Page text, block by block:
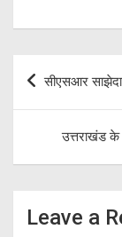
ce
o
o
k
e
gr
a
m
Post
navigation
सीएसआर
उत्तराखंड
Leave a